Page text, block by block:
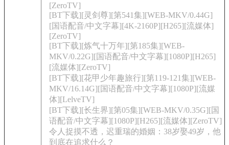
[ZeroTV]
[BT下载][灵剑尊][第541集][WEB-MKV/0.44G]
[国语配音/中文字幕][4K-2160P][H265][流媒体]
[ZeroTV]
[BT下载][炼气十万年][第185集][WEB-
MKV/0.22G][国语配音/中文字幕][1080P][H265]
[流媒体][ZeroTV]
[BT下载][花甲少年趣旅行][第119-121集][WEB-
MKV/16.14G][国语配音/中文字幕][1080P][流媒
体][LelveTV]
[BT下载][长生界][第05集][WEB-MKV/0.35G][国
语配音/中文字幕][1080P][H265][流媒体][ZeroTV]
令人捉摸不透，迟重瑞的婚姻：38岁娶49岁，他
到底在追求什么？